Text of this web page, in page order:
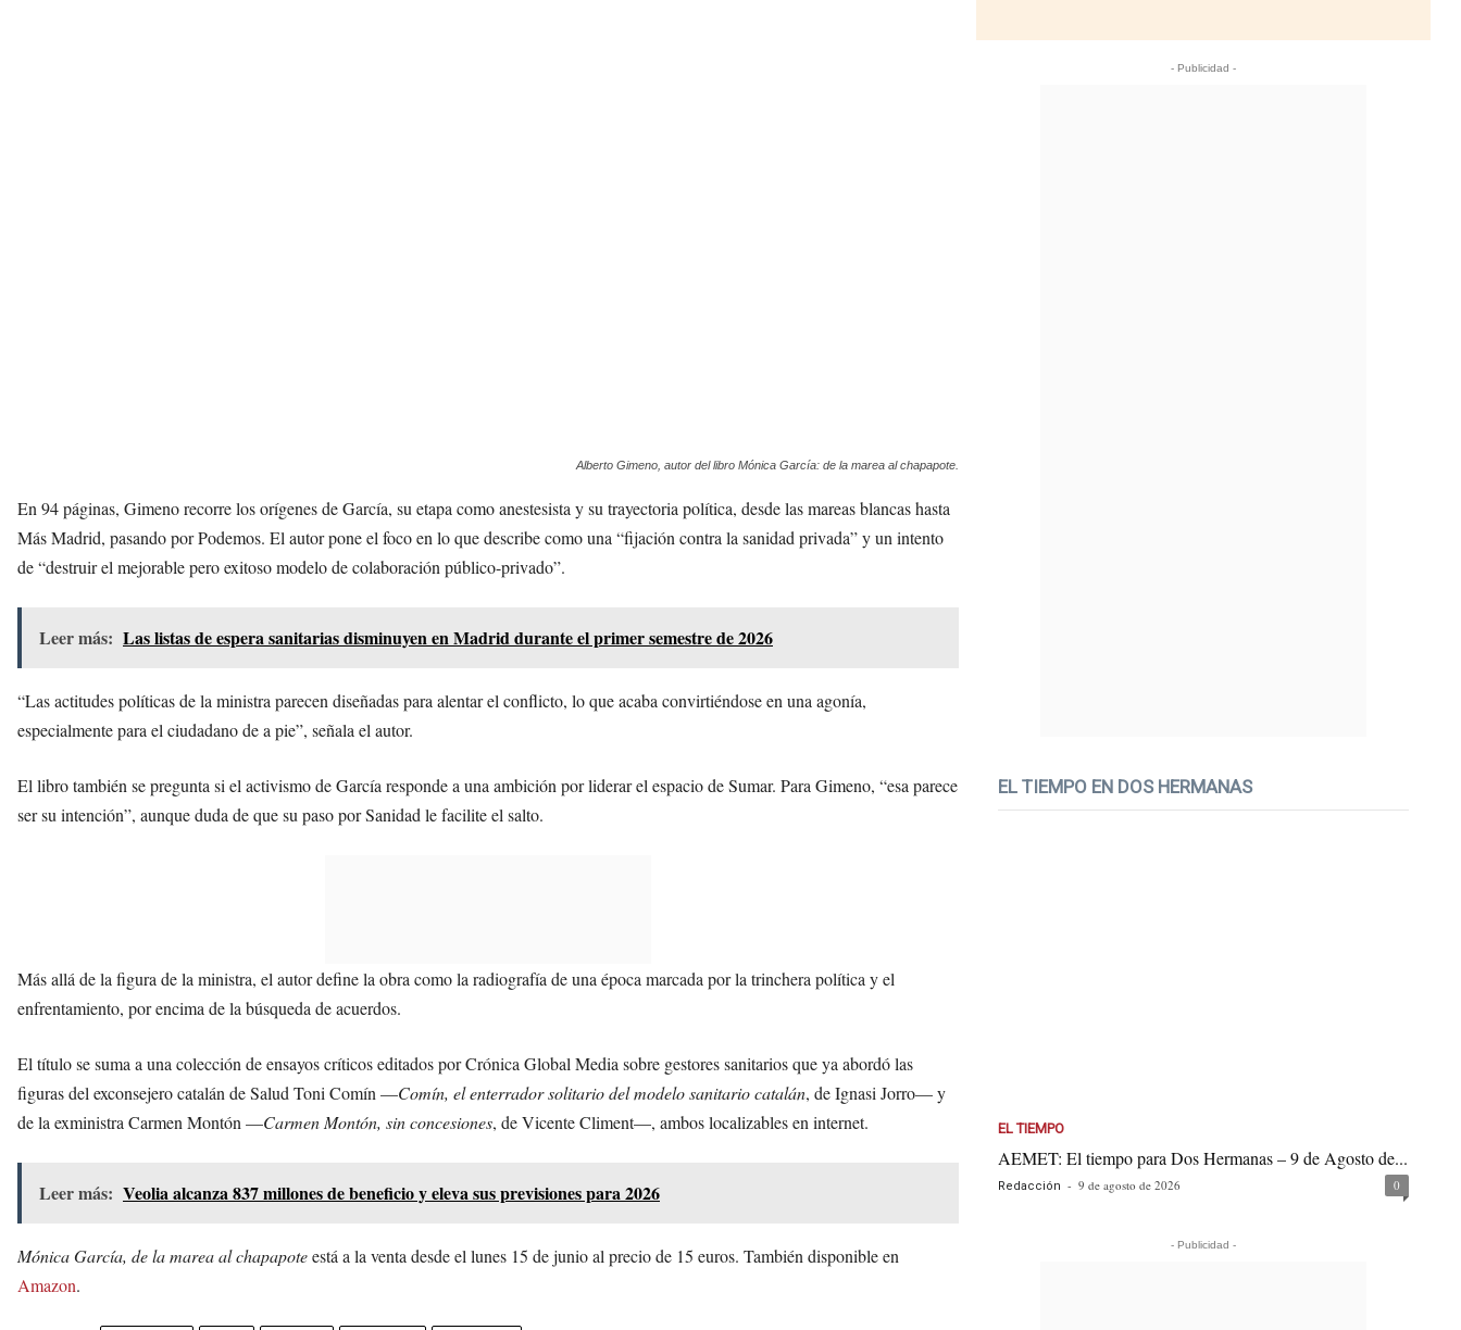
Alberto Gimeno, autor del libro Mónica García: de la marea al chapapote.
En 94 páginas, Gimeno recorre los orígenes de García, su etapa como anestesista y su trayectoria política, desde las mareas blancas hasta
Más Madrid, pasando por Podemos. El autor pone el foco en lo que describe como una “fijación contra la sanidad privada” y un intento
de “destruir el mejorable pero exitoso modelo de colaboración público-privado”.
Leer más: Las listas de espera sanitarias disminuyen en Madrid durante el primer semestre de 2026
“Las actitudes políticas de la ministra parecen diseñadas para alentar el conflicto, lo que acaba convirtiéndose en una agonía,
especialmente para el ciudadano de a pie”, señala el autor.
El libro también se pregunta si el activismo de García responde a una ambición por liderar el espacio de Sumar. Para Gimeno, “esa parece
ser su intención”, aunque duda de que su paso por Sanidad le facilite el salto.
Más allá de la figura de la ministra, el autor define la obra como la radiografía de una época marcada por la trinchera política y el
enfrentamiento, por encima de la búsqueda de acuerdos.
El título se suma a una colección de ensayos críticos editados por Crónica Global Media sobre gestores sanitarios que ya abordó las
figuras del exconsejero catalán de Salud Toni Comín —Comín, el enterrador solitario del modelo sanitario catalán, de Ignasi Jorro— y
de la exministra Carmen Montón —Carmen Montón, sin concesiones, de Vicente Climent—, ambos localizables en internet.
Leer más: Veolia alcanza 837 millones de beneficio y eleva sus previsiones para 2026
Mónica García, de la marea al chapapoteestá a la venta desde el lunes 15 de junio al precio de 15 euros. También disponible en
Amazon.
- Publicidad -
EL TIEMPO EN DOS HERMANAS
EL TIEMPO
AEMET: El tiempo para Dos Hermanas – 9 de Agosto de...
Redacción - 9 de agosto de 2026 0
- Publicidad -